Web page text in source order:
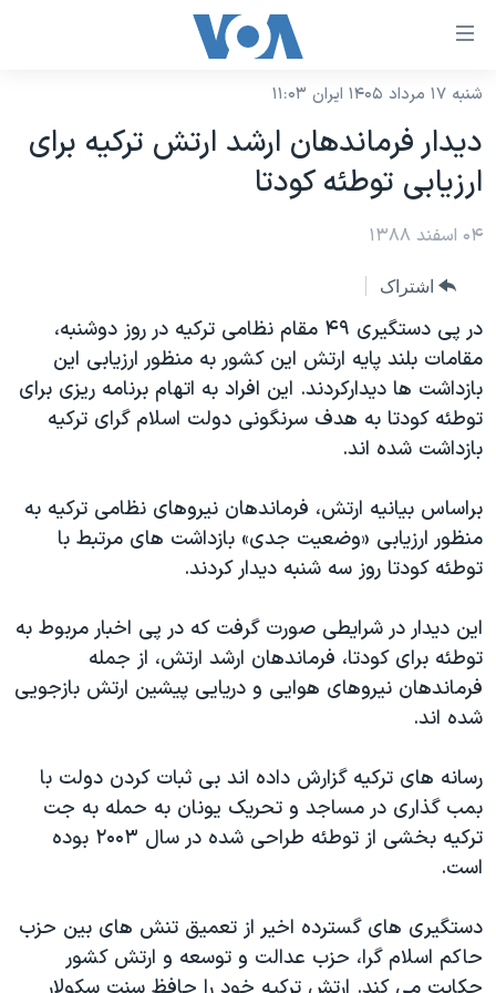
لینکهای
دسترسی
جهش
به
محتوای
اصلی
اصلی
جهش
به
جستجو
نسخه سبک وب‌سایت
موضوع ها
ایران
آمریکا
ورزشی
گزیده‌ها
ویژه برنامه‌ها
فرهنگ و زندگی
حقوق شهروندی
علم و فناوری
اسرائیل در جنگ
گالری عکس
برنامه های تلویزیونی
جدول برنامه ها
صفحه‌های ویژه
جام جهانی ۲۰۲۶
عملیات خشم حماسی
۲۵۰سالگی آمریکا
مستندها
انتخابات ریاست جمهوری آمریکا ۲۰۲۴
رمز مهسا
ورزش زنان در ایران
اعتراضات زن، زندگی، آزادی
تریبونال مردمی آبان ۹۸
دادگاه حمید نوری
چهل سال گروگان‌گیری
قانون شفافیت دارائی کادر رهبری ایران
اعتراضات مردمی آبان ۹۸
فرکانس‌های صدای آمریکا
پخش رادیویی
یادگیری زبان انگلیسی
دنبال کنید
زبانهای مختلف
شنبه ۱۷ مرداد ۱۴۰۵ ایران ۱۱:۰۳
دیدار فرماندهان ارشد ارتش ترکیه برای
ارزیابی توطئه کودتا
۰۴ اسفند ۱۳۸۸
اشتراک
در پی دستگیری ۴۹ مقام نظامی ترکیه در روز دوشنبه،
مقامات بلند پایه ارتش این کشور به منظور ارزیابی این
بازداشت ها دیدارکردند. این افراد به اتهام برنامه ریزی برای
توطئه کودتا به هدف سرنگونی دولت اسلام گرای ترکیه
بازداشت شده اند.
براساس بیانیه ارتش، فرماندهان نیروهای نظامی ترکیه به
منظور ارزیابی «وضعیت جدی» بازداشت های مرتبط با
توطئه کودتا روز سه شنبه دیدار کردند.
این دیدار در شرایطی صورت گرفت که در پی اخبار مربوط به
توطئه برای کودتا، فرماندهان ارشد ارتش، از جمله
فرماندهان نیروهای هوایی و دریایی پیشین ارتش بازجویی
شده اند.
رسانه های ترکیه گزارش داده اند بی ثبات کردن دولت با
بمب گذاری در مساجد و تحریک یونان به حمله به جت
ترکیه بخشی از توطئه طراحی شده در سال ۲۰۰۳ بوده
است.
دستگیری های گسترده اخیر از تعمیق تنش های بین حزب
حاکم اسلام گرا، حزب عدالت و توسعه و ارتش کشور